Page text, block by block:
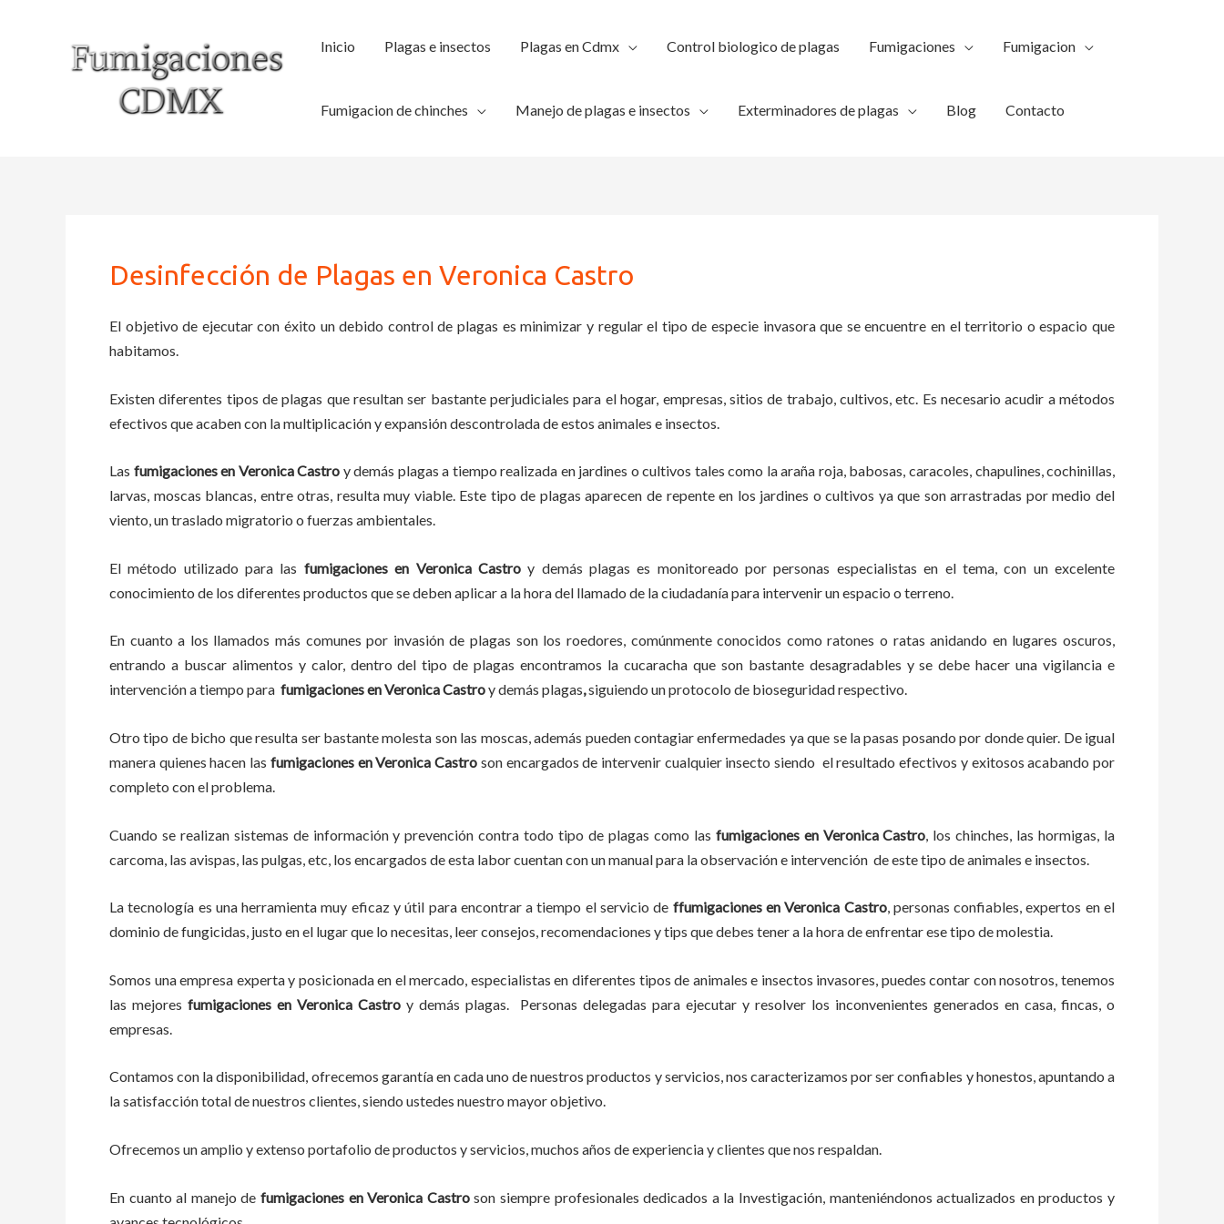
Inicio Plagas e insectos Plagas en Cdmx Control biologico de plagas Fumigaciones Fumigacion
Fumigacion de chinches Manejo de plagas e insectos Exterminadores de plagas Blog Contacto
Desinfección de Plagas en Veronica Castro
El objetivo de ejecutar con éxito un debido control de plagas es minimizar y regular el tipo de especie invasora que se encuentre en el territorio o espacio que
habitamos.
Existen diferentes tipos de plagas que resultan ser bastante perjudiciales para el hogar, empresas, sitios de trabajo, cultivos, etc. Es necesario acudir a métodos
efectivos que acaben con la multiplicación y expansión descontrolada de estos animales e insectos.
Las fumigacionesen Veronica Castro y demás plagas a tiempo realizada enjardines o cultivos tales como la araña roja, babosas, caracoles, chapulines, cochinillas,
larvas, moscas blancas, entre otras, resulta muy viable. Este tipo de plagas aparecen de repente en los jardines o cultivos ya que son arrastradas por medio del
viento, un traslado migratorio o fuerzas ambientales.
El método utilizado para las fumigaciones en Veronica Castroy demás plagas es monitoreado por personas especialistas en el tema, con un excelente
conocimiento de los diferentes productos que se deben aplicar a la hora del llamado de la ciudadanía para intervenir un espacio o terreno.
En cuanto a los llamados más comunes por invasión de plagas son los roedores, comúnmente conocidos como ratones o ratas anidando en lugares oscuros,
entrando a buscar alimentos y calor, dentro del tipo de plagas encontramos la cucaracha que son bastante desagradables y se debe hacer una vigilancia e
intervención a tiempo para fumigacionesenVeronica Castroy demás plagas,siguiendo un protocolo de bioseguridad respectivo.
Otro tipo de bicho que resulta ser bastante molesta son las moscas, además pueden contagiar enfermedades ya que se la pasas posando por donde quier. De igual
manera quienes hacen las fumigacionesenVeronica Castro son encargados de intervenir cualquier insecto siendo el resultado efectivos y exitosos acabando por
completo con el problema.
Cuando se realizan sistemas de información y prevención contra todo tipo de plagas como las fumigacionesen Veronica Castro , los chinches, las hormigas, la
carcoma, las avispas, las pulgas, etc, los encargados de esta laborcuentan con un manual para la observación e intervención de este tipo de animales e insectos.
La tecnología es una herramienta muy eficaz y útil para encontrar a tiempo el servicio de ffumigaciones en Veronica Castro, personas confiables, expertos en el
dominio de fungicidas, justo en el lugar que lo necesitas, leer consejos, recomendaciones y tips que debes tener a la hora de enfrentar ese tipo de molestia.
Somos una empresa experta y posicionada en el mercado, especialistas en diferentes tipos de animales e insectos invasores, puedes contar con nosotros, tenemos
las mejores fumigaciones en Veronica Castro y demás plagas. Personas delegadas para ejecutar y resolver los inconvenientes generados en casa, fincas, o
empresas.
Contamos con la disponibilidad, ofrecemos garantía en cada uno de nuestros productos y servicios, nos caracterizamos por ser confiables y honestos, apuntando a
la satisfacción total de nuestros clientes, siendo ustedes nuestro mayor objetivo.
Ofrecemos un amplio y extenso portafolio de productos y servicios, muchos años de experiencia y clientes que nos respaldan.
En cuanto al manejo de fumigaciones enVeronica Castro son siempre profesionales dedicados a la Investigación, manteniéndonos actualizados en productos y